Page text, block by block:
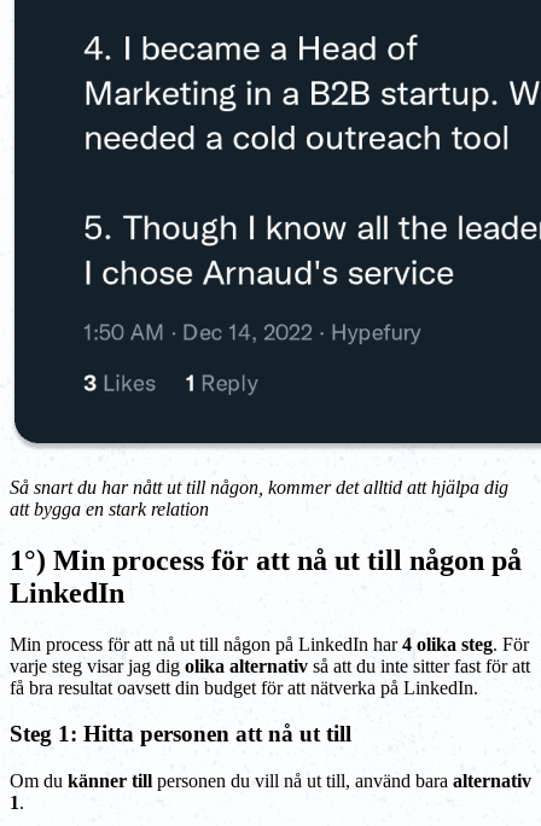
Så snart du har nått ut till någon, kommer det alltid att hjälpa dig
att bygga en stark relation
1°) Min process för att nå ut till någon på
LinkedIn
Min process för att nå ut till någon på LinkedIn har4 olika steg. För
varje steg visar jag dig olika alternativ så att du inte sitter fast för att
få bra resultat oavsett din budget för att nätverka på LinkedIn.
Steg 1: Hitta personen att nå ut till
Om du känner till personen du vill nå ut till, använd bara alternativ
1.